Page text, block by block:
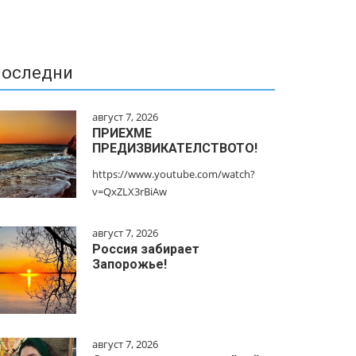
август 7, 2026
ПРИЕХМЕ
ПРЕДИЗВИКАТЕЛСТВОТО!
https://www.youtube.com/watch?
v=QxZLX3rBiAw
август 7, 2026
Россия забирает
Запорожье!
август 7, 2026